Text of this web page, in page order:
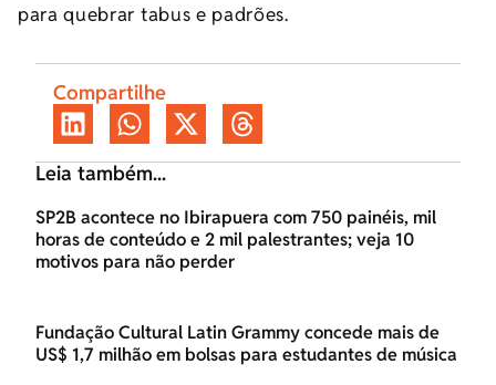
para quebrar tabus e padrões.
Compartilhe
Leia também...
SP2B acontece no Ibirapuera com 750 painéis, mil
horas de conteúdo e 2 mil palestrantes; veja 10
motivos para não perder
Fundação Cultural Latin Grammy concede mais de
US$ 1,7 milhão em bolsas para estudantes de música